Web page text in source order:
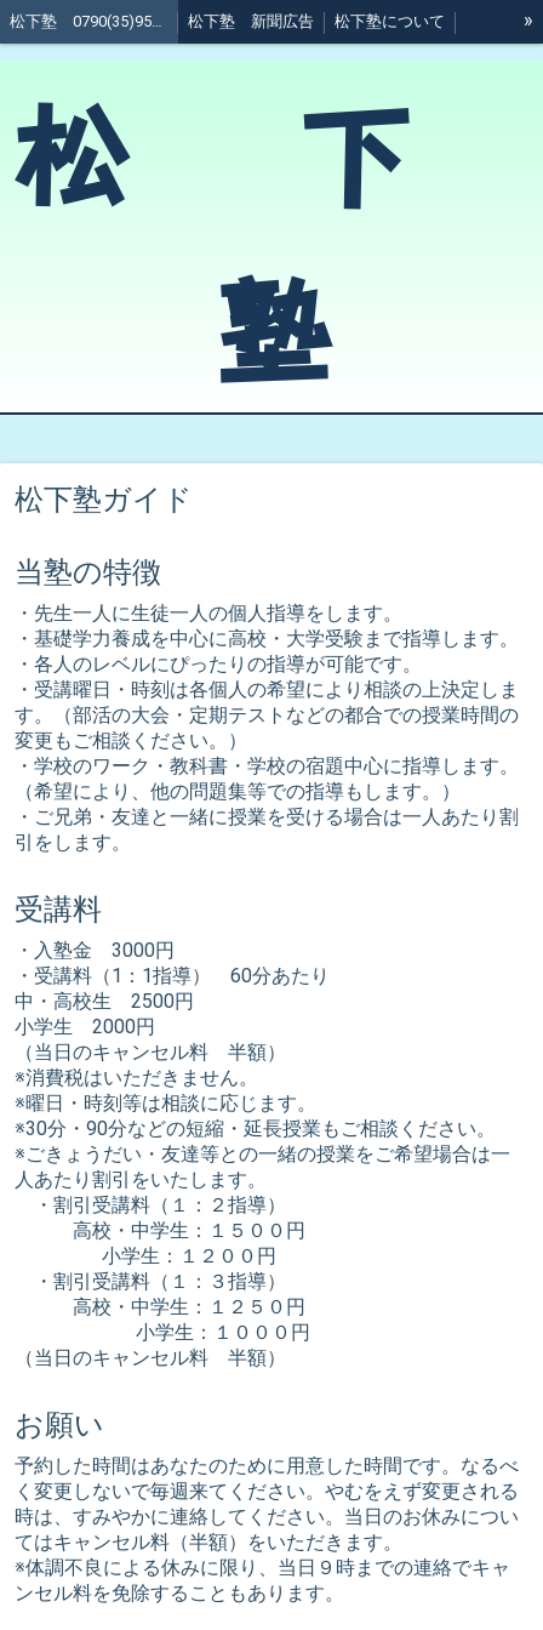
松下塾 0790(35)9511 @加西市 松下塾 新聞広告 松下塾について »
松 下
塾
松下塾ガイド
当塾の特徴
・先生一人に生徒一人の個人指導をします。
・基礎学力養成を中心に高校・大学受験まで指導します。
・各人のレベルにぴったりの指導が可能です。
・受講曜日・時刻は各個人の希望により相談の上決定しま
す。（部活の大会・定期テストなどの都合での授業時間の
変更もご相談ください。）
・学校のワーク・教科書・学校の宿題中心に指導します。
（希望により、他の問題集等での指導もします。）
・ご兄弟・友達と一緒に授業を受ける場合は一人あたり割
引をします。
受講料
・入塾金 3000円
・受講料（1：1指導） 60分あたり
中・高校生 2500円
小学生 2000円
（当日のキャンセル料 半額）
※消費税はいただきません。
※曜日・時刻等は相談に応じます。
※30分・90分などの短縮・延長授業もご相談ください。
※ごきょうだい・友達等との一緒の授業をご希望場合は一
人あたり割引をいたします。
・割引受講料（１：２指導）
高校・中学生：１５００円
小学生：１２００円
・割引受講料（１：３指導）
高校・中学生：１２５０円
小学生：１０００円
（当日のキャンセル料 半額）
お願い
予約した時間はあなたのために用意した時間です。なるべ
く変更しないで毎週来てください。やむをえず変更される
時は、すみやかに連絡してください。当日のお休みについ
てはキャンセル料（半額）をいただきます。
※体調不良による休みに限り、当日９時までの連絡でキャ
ンセル料を免除することもあります。